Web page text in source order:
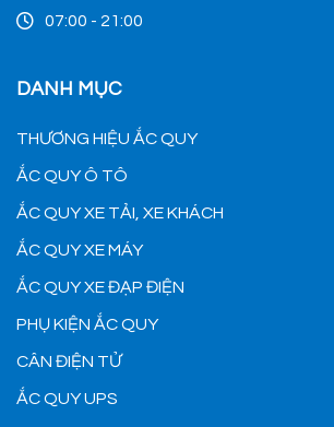
07:00 - 21:00
DANH MỤC
THƯƠNG HIỆU ẮC QUY
ẮC QUY Ô TÔ
ẮC QUY XE TẢI, XE KHÁCH
ẮC QUY XE MÁY
ẮC QUY XE ĐẠP ĐIỆN
PHỤ KIỆN ẮC QUY
CÂN ĐIỆN TỬ
ẮC QUY UPS